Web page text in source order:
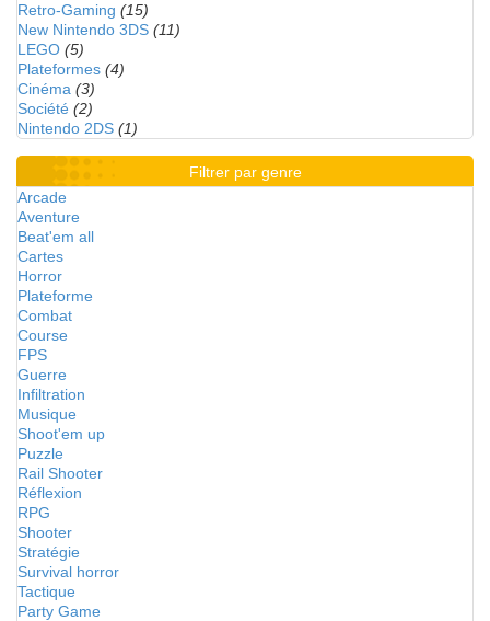
Retro-Gaming (15)
New Nintendo 3DS (11)
LEGO (5)
Plateformes (4)
Cinéma (3)
Société (2)
Nintendo 2DS (1)
Filtrer par genre
Arcade
Aventure
Beat'em all
Cartes
Horror
Plateforme
Combat
Course
FPS
Guerre
Infiltration
Musique
Shoot'em up
Puzzle
Rail Shooter
Réflexion
RPG
Shooter
Stratégie
Survival horror
Tactique
Party Game